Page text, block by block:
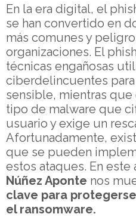
En la era digital, el
se han convertido en
más comunes y
organizaciones. El
técnicas engañosas
ciberdelincuentes
sensible, mientras que
tipo de malware que
usuario y exige un
Afortunadamente,
que se pueden
estos ataques. En este
Núñez Aponte nos
clave para
el ransomware.